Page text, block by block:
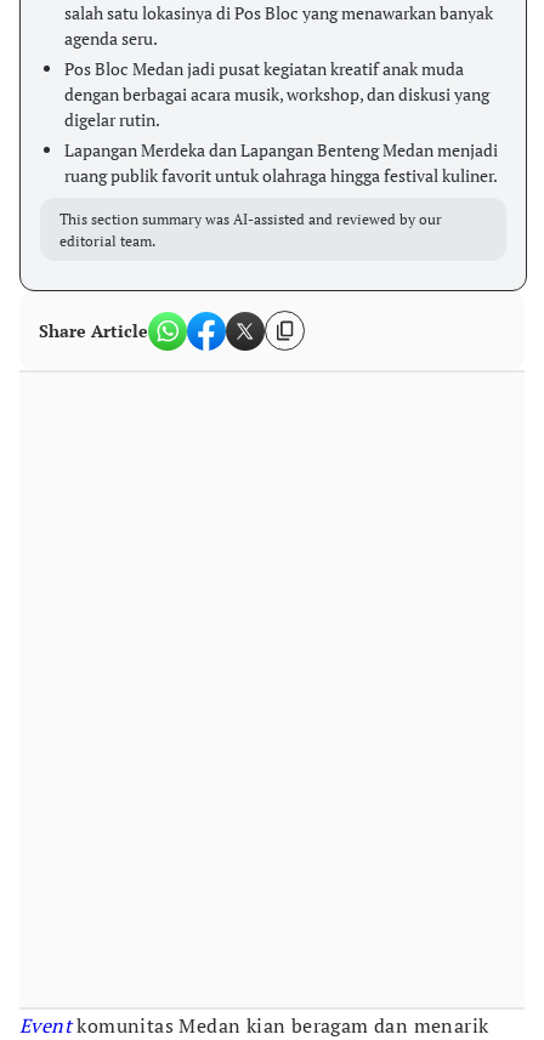
salah satu lokasinya di Pos Bloc yang menawarkan banyak
agenda seru.
Pos Bloc Medan jadi pusat kegiatan kreatif anak muda
dengan berbagai acara musik, workshop, dan diskusi yang
digelar rutin.
Lapangan Merdeka dan Lapangan Benteng Medan menjadi
ruang publik favorit untuk olahraga hingga festival kuliner.
This section summary was AI-assisted and reviewed by our
editorial team.
Share Article
Eventkomunitas Medan kian beragam dan menarik